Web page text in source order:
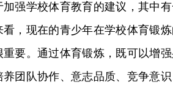
强学校体育教育的建议，其中
，现在的青少年在学校体育锻
要。通过体育锻炼，既可以增
团队协作、意志品质、竞争意